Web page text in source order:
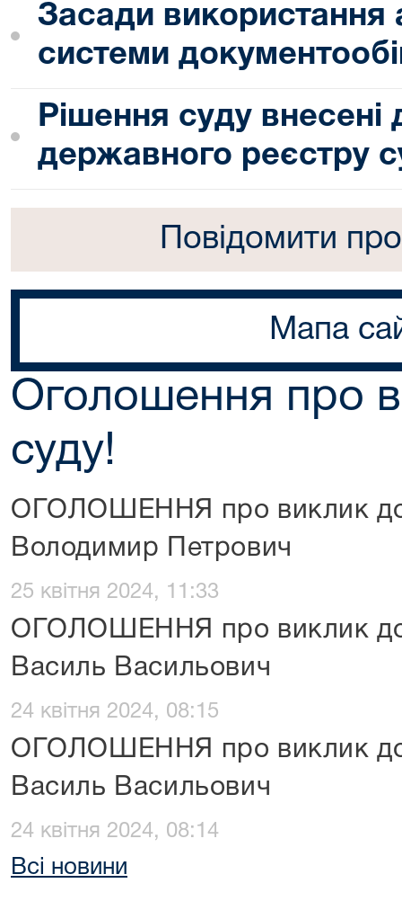
Засади використання
системи
Рішення суду
державного реєстру
Повідомити
Мапа
Оголошення про
суду!
ОГОЛОШЕННЯ про виклик до
Володимир Петрович
25 квітня 2024, 11:33
ОГОЛОШЕННЯ про виклик
Василь Васильович
24 квітня 2024, 08:15
ОГОЛОШЕННЯ про виклик
Василь Васильович
24 квітня 2024, 08:14
Всі новини